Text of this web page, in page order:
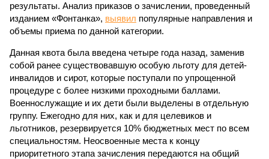
результаты. Анализ приказов о зачислении, проведенный
изданием «Фонтанка», выявил популярные направления и
объемы приема по данной категории.
Данная квота была введена четыре года назад, заменив
собой ранее существовавшую особую льготу для детей-
инвалидов и сирот, которые поступали по упрощенной
процедуре с более низкими проходными баллами.
Военнослужащие и их дети были выделены в отдельную
группу. Ежегодно для них, как и для целевиков и
льготников, резервируется 10% бюджетных мест по всем
специальностям. Неосвоенные места к концу
приоритетного этапа зачисления передаются на общий